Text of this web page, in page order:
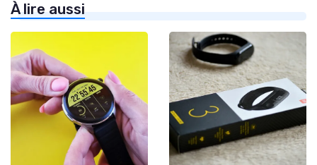
À lire aussi